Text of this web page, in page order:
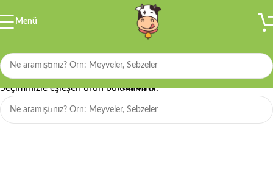
Menü
Kerevit
Seçiminizle eşleşen ürün bulunamadı.